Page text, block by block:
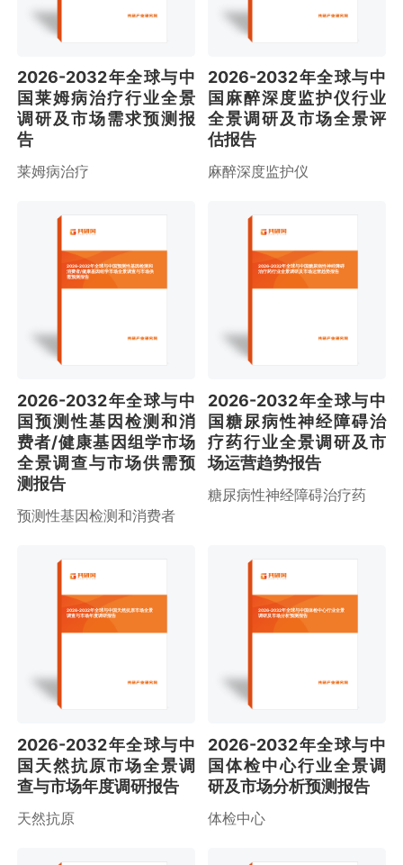
2026-2032年全球与中
国莱姆病治疗行业全景
调研及市场需求预测报
告
莱姆病治疗
2026-2032年全球与中
国麻醉深度监护仪行业
全景调研及市场全景评
估报告
麻醉深度监护仪
2026-2032年全球与中国预测性基因检测和
消费者/健康基因组学市场全景调查与市场供
需预测报告
2026-2032年全球与中
国预测性基因检测和消
费者/健康基因组学市场
全景调查与市场供需预
测报告
预测性基因检测和消费者
2026-2032年全球与中国糖尿病性神经障碍
治疗药行业全景调研及市场运营趋势报告
2026-2032年全球与中
国糖尿病性神经障碍治
疗药行业全景调研及市
场运营趋势报告
糖尿病性神经障碍治疗药
2026-2032年全球与中国天然抗原市场全景
调查与市场年度调研报告
2026-2032年全球与中
国天然抗原市场全景调
查与市场年度调研报告
天然抗原
2026-2032年全球与中国体检中心行业全景
调研及市场分析预测报告
2026-2032年全球与中
国体检中心行业全景调
研及市场分析预测报告
体检中心